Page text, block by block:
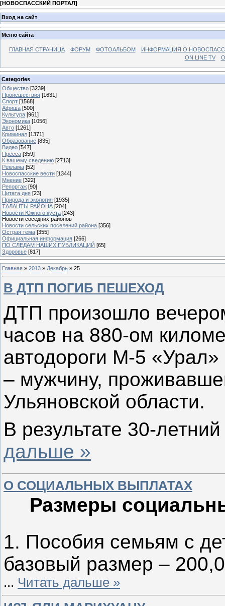
[НОВОСПАССКИЙ ПОРТАЛ]
Вход на сайт
Меню сайта
ГЛАВНАЯ СТРАНИЦА ФОРУМ ФОТОАЛЬБОМ
ИНФОРМАЦИЯ О
ON LINE TV
Categories
Общество [3239]
Происшествия [1631]
Спорт [1568]
Афиша [500]
Культура [961]
Экономика [1056]
Авто [1261]
Криминал [1371]
Образование [835]
Видео [547]
Пресса [359]
К вашему сведению [2713]
Реклама [52]
Новоспасские вести [1344]
Мнение [322]
Репортаж [90]
Цитата дня [23]
Природа и экология [1935]
ТАЛАНТЫ РАЙОНА [204]
Новости Южного куста [243]
Новости соседних районов
Новости сельских поселений района [356]
Острая тема [355]
Официальная информация [266]
ПО СЛЕДАМ НАШИХ ПУБЛИКАЦИЙ [65]
Здоровье [817]
Главная » 2013 » Декабрь » 25
В ДТП ПОГИБ ПЕШЕХОД
ДТП произошло
часов на 880-ом
автодороги М-5
– мужчину,
Ульяновской области.
В результате 30-
дальше »
О СОЦИАЛЬНЫХ ВЫПЛАТАХ
Размеры
1. Пособия семьям с
базовый размер –
... Читать дальше »